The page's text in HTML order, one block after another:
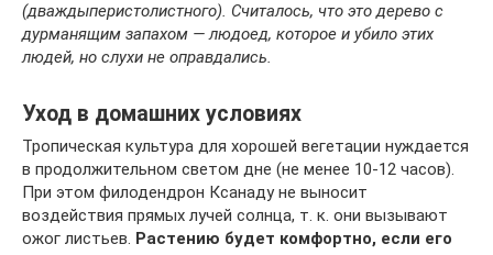
(дваждыперистолистного). Считалось, что это дерево с
дурманящим запахом — людоед, которое и убило этих
людей, но слухи не оправдались.
Уход в домашних условиях
Тропическая культура для хорошей вегетации нуждается
в продолжительном светом дне (не менее 10-12 часов).
При этом филодендрон Ксанаду не выносит
воздействия прямых лучей солнца, т. к. они вызывают
ожог листьев. Растению будет комфортно, если его